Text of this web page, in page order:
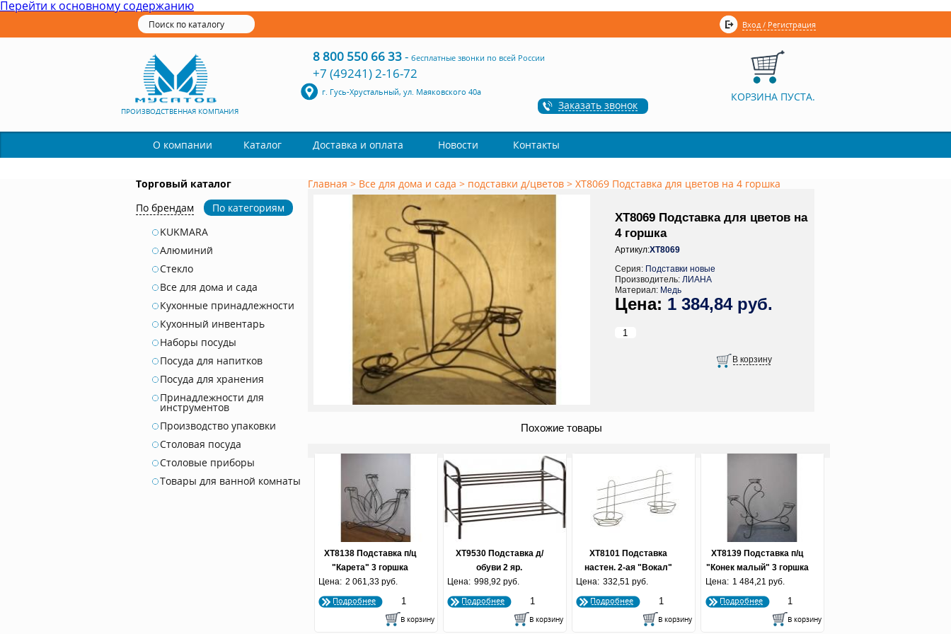
Перейти к основному содержанию
Вход / Регистрация
ПРОИЗВОДСТВЕННАЯ КОМПАНИЯ
8 800 550 66 33- бесплатные звонки по всей России
+7 (49241) 2-16-72
г. Гусь-Хрустальный, ул. Маяковского 40а
Заказать звонок
КОРЗИНА ПУСТА.
О компании Каталог Доставка и оплата Новости Контакты
Торговый каталог
По брендам
По категориям
KUKMARA
Алюминий
Стекло
Все для дома и сада
Кухонные принадлежности
Кухонный инвентарь
Наборы посуды
Посуда для напитков
Посуда для хранения
Принадлежности для
инструментов
Производство упаковки
Столовая посуда
Столовые приборы
Товары для ванной комнаты
Главная > Все для дома и сада > подставки д/цветов > ХТ8069 Подставка для цветов на 4 горшка
ХТ8069 Подставка для цветов на
4 горшка
Артикул:ХТ8069
Серия: Подставки новые
Производитель: ЛИАНА
Материал: Медь
1 384,84 руб.
Похожие товары
ХТ8138 Подставка п/ц
"Карета" 3 горшка
Цена: 2 061,33 руб.
Подробнее
ХТ9530 Подставка д/
обуви 2 яр.
Цена: 998,92 руб.
Подробнее
ХТ8101 Подставка
настен. 2-ая "Вокал"
Цена: 332,51 руб.
Подробнее
ХТ8139 Подставка п/ц
"Конек малый" 3 горшка
Цена: 1 484,21 руб.
Подробнее